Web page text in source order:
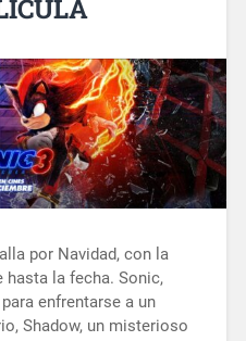
por Navidad, con la
hasta la fecha. Sonic,
enfrentarse a un
Shadow, un misterioso